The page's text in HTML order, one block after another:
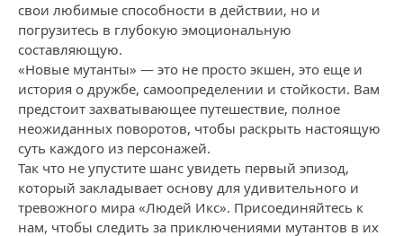
свои любимые способности в действии, но и
погрузитесь в глубокую эмоциональную
составляющую.
«Новые мутанты» — это не просто экшен, это еще и
история о дружбе, самоопределении и стойкости. Вам
предстоит захватывающее путешествие, полное
неожиданных поворотов, чтобы раскрыть настоящую
суть каждого из персонажей.
Так что не упустите шанс увидеть первый эпизод,
который закладывает основу для удивительного и
тревожного мира «Людей Икс». Присоединяйтесь к
нам, чтобы следить за приключениями мутантов в их